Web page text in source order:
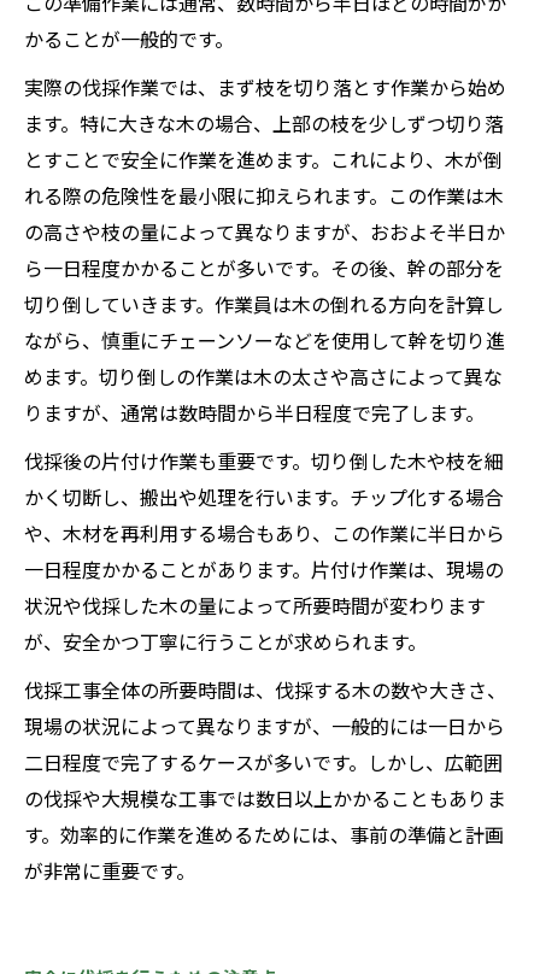
かることが一般的です。
実際の伐採作業では、まず枝を切り落とす作業から始め
ます。特に大きな木の場合、上部の枝を少しずつ切り落
とすことで安全に作業を進めます。これにより、木が倒
れる際の危険性を最小限に抑えられます。この作業は木
の高さや枝の量によって異なりますが、おおよそ半日か
ら一日程度かかることが多いです。その後、幹の部分を
切り倒していきます。作業員は木の倒れる方向を計算し
ながら、慎重にチェーンソーなどを使用して幹を切り進
めます。切り倒しの作業は木の太さや高さによって異な
りますが、通常は数時間から半日程度で完了します。
伐採後の片付け作業も重要です。切り倒した木や枝を細
かく切断し、搬出や処理を行います。チップ化する場合
や、木材を再利用する場合もあり、この作業に半日から
一日程度かかることがあります。片付け作業は、現場の
状況や伐採した木の量によって所要時間が変わります
が、安全かつ丁寧に行うことが求められます。
伐採工事全体の所要時間は、伐採する木の数や大きさ、
現場の状況によって異なりますが、一般的には一日から
二日程度で完了するケースが多いです。しかし、広範囲
の伐採や大規模な工事では数日以上かかることもありま
す。効率的に作業を進めるためには、事前の準備と計画
が非常に重要です。